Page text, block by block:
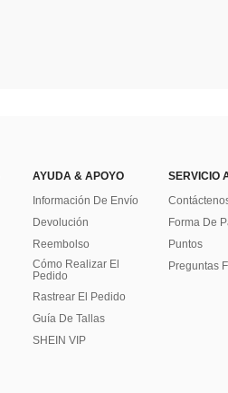
AYUDA & APOYO
Información De Envío
Devolución
Reembolso
Cómo Realizar El
Pedido
Rastrear El Pedido
Guía De Tallas
SHEIN VIP
SERVICIO
Forma De
Puntos
Preguntas